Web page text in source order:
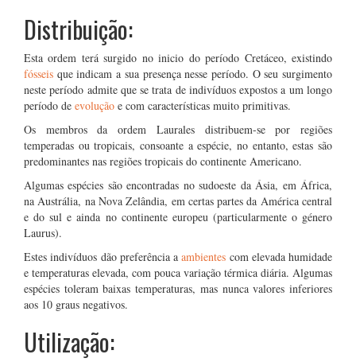
Distribuição:
Esta ordem terá surgido no inicio do período Cretáceo, existindo
fósseis que indicam a sua presença nesse período. O seu surgimento
neste período admite que se trata de indivíduos expostos a um longo
período de evolução e com características muito primitivas.
Os membros da ordem Laurales distribuem-se por regiões
temperadas ou tropicais, consoante a espécie, no entanto, estas são
predominantes nas regiões tropicais do continente Americano.
Algumas espécies são encontradas no sudoeste da Ásia, em África,
na Austrália, na Nova Zelândia, em certas partes da América central
e do sul e ainda no continente europeu (particularmente o género
Laurus).
Estes indivíduos dão preferência aambientes com elevada humidade
e temperaturas elevada, com pouca variação térmica diária. Algumas
espécies toleram baixas temperaturas, mas nunca valores inferiores
aos 10 graus negativos.
Utilização: